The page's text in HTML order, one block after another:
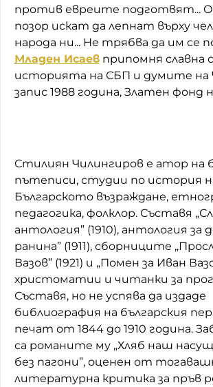
против евреите подготвят...
позор искат да лепнат върху
народа ни... Не трябва да им се
Младен Исаев припомня славна
историята на СБП и думите на
запис 1988 година, Златен фонд
Стилиян Чилингиров е атор на
пътеписи, студии по история
Българското възраждане,
педагогика, фолклор. Съставя
антология” (1910), антология за
ранина” (1911), сборниците
Вазов” (1921) и „Помен за Иван
христоматии и читанки за
Съставя, но не успява да издаде
библиография на българския
печат от 1844 до 1910 година.
са романите му „Хляб наш
без пагони”, оценен от
литературна критика за пръв